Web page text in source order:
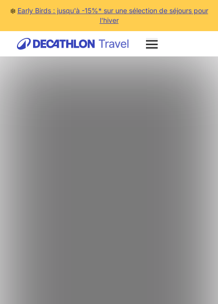
❄️ Early Birds : jusqu'à -15%* sur une sélection de séjours pour
l'hiver